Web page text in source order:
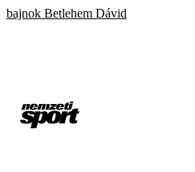
bajnok Betlehem Dávid